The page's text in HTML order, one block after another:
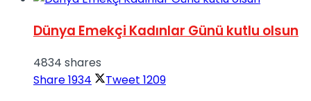
Dünya Emekçi Kadınlar Günü kutlu olsun
4834 shares
Share1934 Tweet 1209